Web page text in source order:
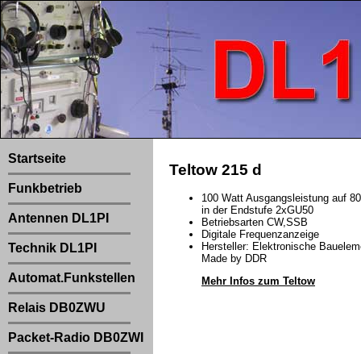
Startseite
Funkbetrieb
Antennen DL1PI
Technik DL1PI
Automat.Funkstellen
Relais DB0ZWU
Packet-Radio DB0ZWI
Teltow 215 d
100 Watt Ausgangsleistung auf
in der Endstufe 2xGU50
Betriebsarten CW,SSB
Digitale Frequenzanzeige
Hersteller: Elektronische
Made by DDR
Mehr Infos zum Teltow